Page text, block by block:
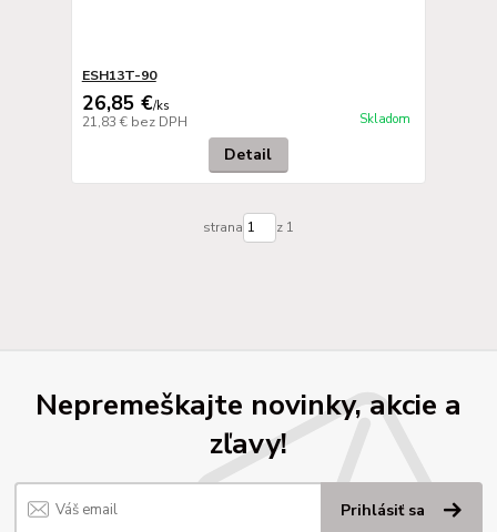
ESH13T-90
26,85 €/ks
21,83 € bez DPH Skladom
Detail
strana z 1
Nepremeškajte novinky, akcie a
zľavy!
Prihlásiť sa